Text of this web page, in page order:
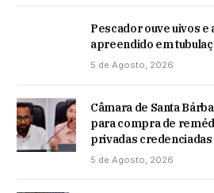
Pescador ouve uivos e
apreendido em
5 de Agosto, 2026
Câmara de Santa
para compra de
privadas credenciadas
5 de Agosto, 2026